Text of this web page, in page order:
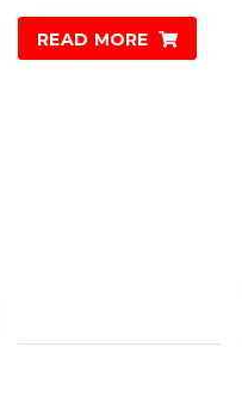
READ MORE